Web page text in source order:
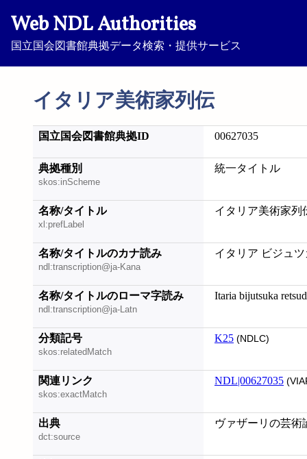
Web NDL Authorities
国立国会図書館典拠データ検索・提供サービス
イタリア美術家列伝
国立国会図書館典拠ID 00627035
典拠種別
skos:inScheme
統一タイトル
名称/タイトル
xl:prefLabel
イタリア美術家列
名称/タイトルのカナ読み
ndl:transcription@ja-Kana
イタリア ビジュ
名称/タイトルのローマ字読み
ndl:transcription@ja-Latn
Itaria bijutsuka
分類記号
skos:relatedMatch
K25 (NDLC)
関連リンク
skos:exactMatch
NDL|00627035
出典
dct:source
ヴァザーリの芸術